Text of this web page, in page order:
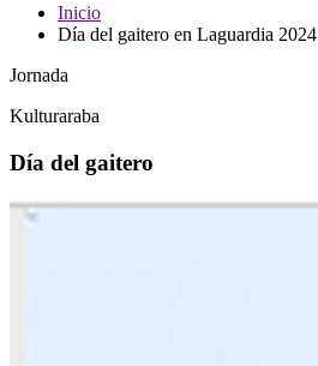
Inicio
Día del gaitero en Laguardia 2024
Jornada
Kulturaraba
Día del gaitero